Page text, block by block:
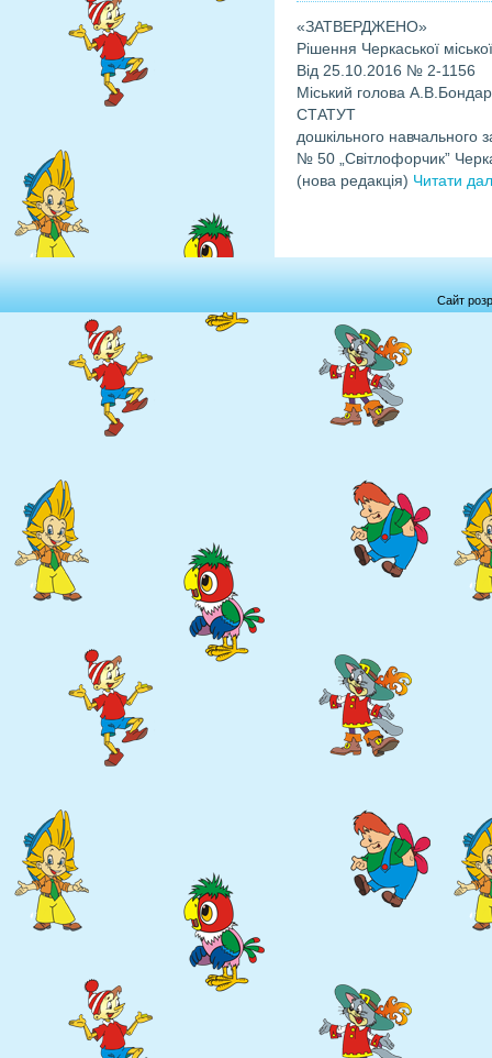
«ЗАТВЕРДЖЕНО»
Рішення Черкаської
Від 25.10.2016 № 2-1156
Міський голова
СТАТУТ
дошкільного навчального
№ 50 „Світлофорчик”
(нова редакція) Читати
Сайт